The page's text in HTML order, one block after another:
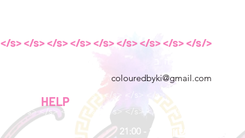
</s> </s> </s> </s> </s> </s> </s> </s> </s> </s> </s> </s>
colouredbyki@gmail.com
יום ראשון 10:00 - 21:00
HELP